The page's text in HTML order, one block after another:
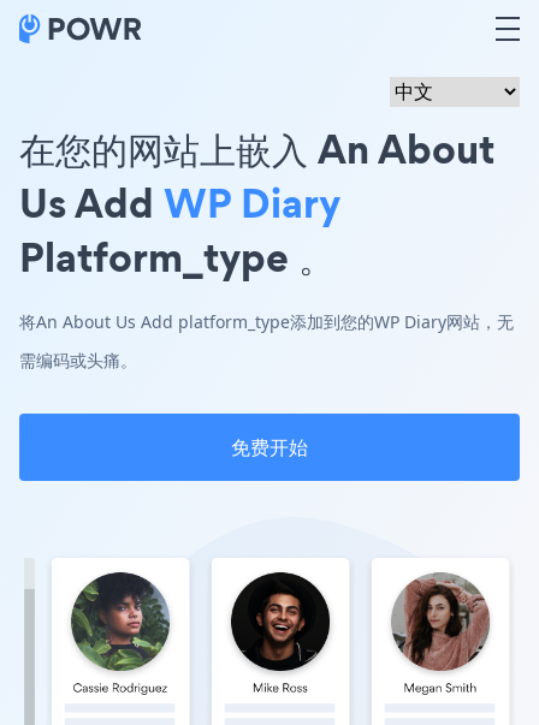
在您的网站上嵌入 An About
Us Add WP Diary
Platform_type 。
将An About Us Add platform_type添加到您的WP Diary网站，无
需编码或头痛。
免费开始